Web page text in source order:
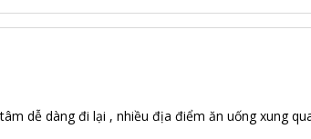
dễ dàng đi lại , nhiều địa điểm ăn uống xung